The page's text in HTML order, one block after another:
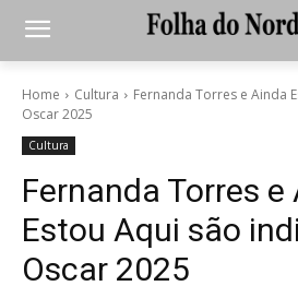
Home Cultura
Fernanda Torres e Ainda
Oscar 2025
Cultura
Fernanda Torres e
Estou Aqui são
Oscar 2025